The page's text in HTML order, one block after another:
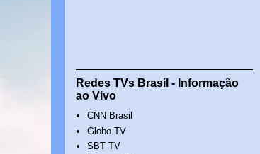
Redes TVs Brasil - Informação
ao Vivo
CNN Brasil
Globo TV
SBT TV